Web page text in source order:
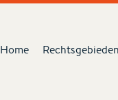
Home